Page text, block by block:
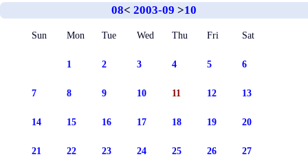
08< 2003-09 >10
Sun Mon Tue Wed Thu Fri Sat
1 2 3 4 5 6
7 8 9 10 11 12 13
14 15 16 17 18 19 20
21 22 23 24 25 26 27